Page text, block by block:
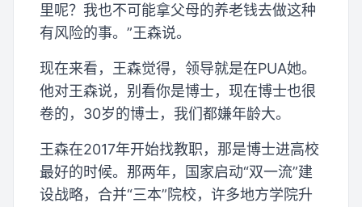
里呢？我也不可能拿父母的养老钱去做这种
有风险的事。”王森说。
现在来看，王森觉得，领导就是在PUA她。
他对王森说，别看你是博士，现在博士也很
卷的，30岁的博士，我们都嫌年龄大。
王森在2017年开始找教职，那是博士进高校
最好的时候。那两年，国家启动“双一流”建
设战略，合并“三本”院校，许多地方学院升